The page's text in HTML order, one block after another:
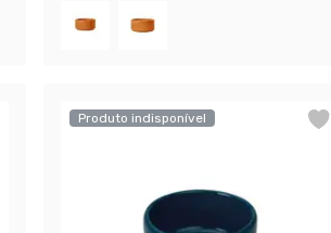
Produto indisponível